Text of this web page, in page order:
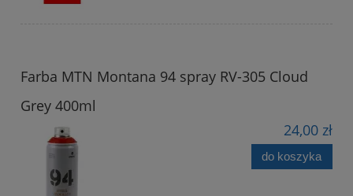
Farba MTN Montana 94 spray RV-305 Cloud
Grey 400ml
24,00 zł
do koszyka